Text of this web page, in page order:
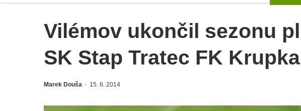
Vilémov ukončil sezonu
SK Stap Tratec FK
Marek Douša 15. 6. 2014